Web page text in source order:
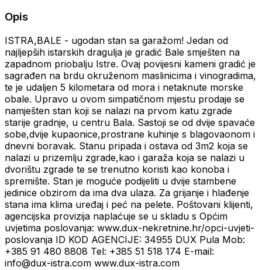
Opis
ISTRA,BALE - ugodan stan sa garažom! Jedan od
najljepših istarskih dragulja je gradić Bale smješten na
zapadnom priobalju Istre. Ovaj povijesni kameni gradić je
sagrađen na brdu okruženom maslinicima i vinogradima,
te je udaljen 5 kilometara od mora i netaknute morske
obale. Upravo u ovom simpatičnom mjestu prodaje se
namješten stan koji se nalazi na prvom katu zgrade
starije gradnje, u centru Bala. Sastoji se od dvije spavaće
sobe,dvije kupaonice,prostrane kuhinje s blagovaonom i
dnevni boravak. Stanu pripada i ostava od 3m2 koja se
nalazi u prizemlju zgrade,kao i garaža koja se nalazi u
dvorištu zgrade te se trenutno koristi kao konoba i
spremište. Stan je moguće podijeliti u dvije stambene
jedinice obzirom da ima dva ulaza. Za grijanje i hlađenje
stana ima klima uređaj i peć na pelete. Poštovani klijenti,
agencijska provizija naplaćuje se u skladu s Općim
uvjetima poslovanja: www.dux-nekretnine.hr/opci-uvjeti-
poslovanja ID KOD AGENCIJE: 34955 DUX Pula Mob:
+385 91 480 8808 Tel: +385 51 518 174 E-mail:
info@dux-istra.com www.dux-istra.com